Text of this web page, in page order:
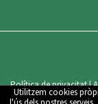
Política de privacitat|
|Configuració de
Utilitzem cookies